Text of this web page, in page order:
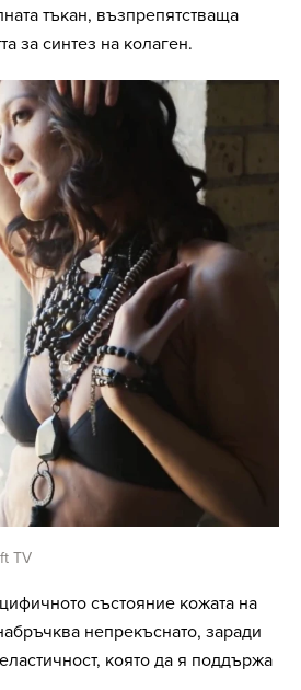
тъкан, възпрепятстваща
за синтез на колаген.
TV
състояние кожата на
непрекъснато, заради
която да я поддържа